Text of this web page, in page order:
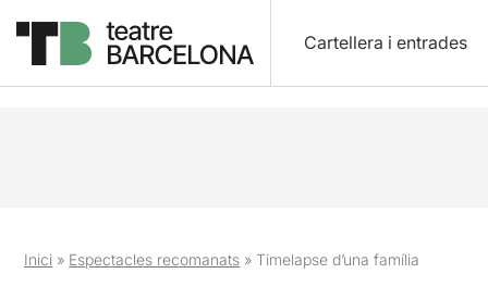
Cartellera i entrades
Inici » Espectacles recomanats »Timelapse d’una família